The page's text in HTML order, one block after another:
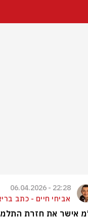
22:28 - 06.04.2026
אביחי חיים - כתב
אישר את חזרת